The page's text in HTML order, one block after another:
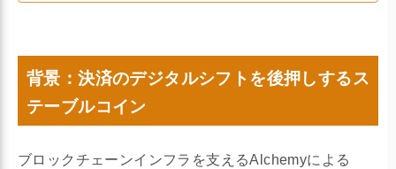
背景：決済のデジタルシフトを後押しするス
テーブルコイン
ブロックチェーンインフラを支えるAlchemyによる